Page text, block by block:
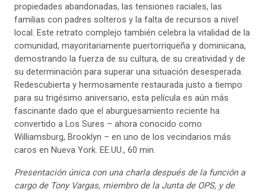
propiedades abandonadas, las tensiones raciales, las
familias con padres solteros y la falta de recursos a nivel
local. Este retrato complejo también celebra la vitalidad de la
comunidad, mayoritariamente puertorriqueña y dominicana,
demostrando la fuerza de su cultura, de su creatividad y de
su determinación para superar una situación desesperada.
Redescubierta y hermosamente restaurada justo a tiempo
para su trigésimo aniversario, esta película es aún más
fascinante dado que el aburguesamiento reciente ha
convertido a Los Sures – ahora conocido como
Williamsburg, Brooklyn – en uno de los vecindarios más
caros en Nueva York. EE.UU., 60 min.
Presentación única con una charla después de la función a
cargo de Tony Vargas, miembro de la Junta de OPS, y de